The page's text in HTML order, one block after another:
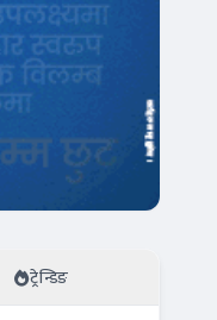
ट्रेन्डिङ